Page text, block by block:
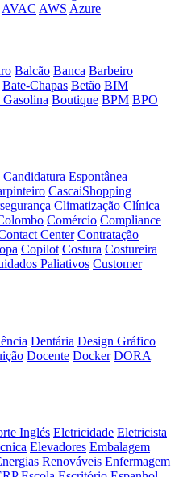
AVAC AWS Azure
Balcão Banca Barbeiro
Bate-Chapas Betão BIM
Boutique BPM BPO
Candidatura Espontânea
CascaiShopping
Climatização Clínica
Comércio Compliance
Center Contratação
Copilot Costura Costureira
Paliativos Customer
Dentária Design Gráfico
Docente Docker DORA
Inglés Eletricidade Eletricista
Elevadores Embalagem
Renováveis Enfermagem